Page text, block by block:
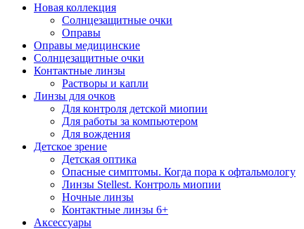
Новая коллекция
Солнцезащитные очки
Оправы
Оправы медицинские
Солнцезащитные очки
Контактные линзы
Растворы и капли
Линзы для очков
Для контроля детской миопии
Для работы за компьютером
Для вождения
Детское зрение
Детская оптика
Опасные симптомы. Когда пора к офтальмологу
Линзы Stellest. Контроль миопии
Ночные линзы
Контактные линзы 6+
Аксессуары